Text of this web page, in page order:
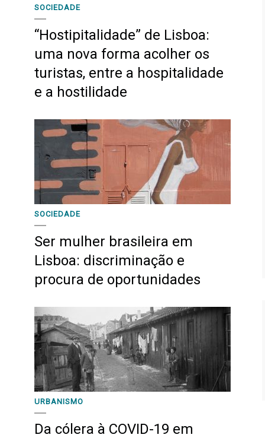
SOCIEDADE
“Hostipitalidade” de Lisboa:
uma nova forma acolher os
turistas, entre a hospitalidade
e a hostilidade
SOCIEDADE
Ser mulher brasileira em
Lisboa: discriminação e
procura de oportunidades
URBANISMO
Da cólera à COVID-19 em